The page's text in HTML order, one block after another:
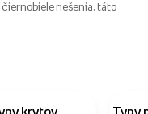
riešenia, táto
krytov Typy